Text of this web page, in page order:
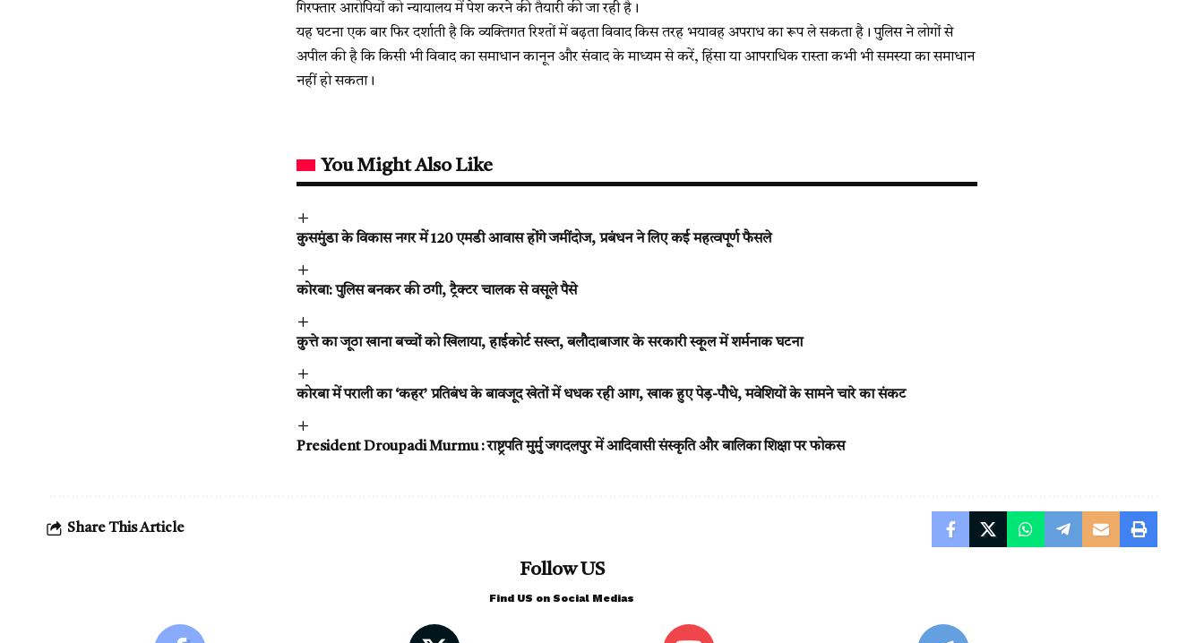
गिरफ्तार आरोपियों को न्यायालय में पेश करने की तैयारी की जा रही है।
यह घटना एक बार फिर दर्शाती है कि व्यक्तिगत रिश्तों में बढ़ता विवाद किस तरह भयावह अपराध का रूप ले सकता है। पुलिस ने लोगों से
अपील की है कि किसी भी विवाद का समाधान कानून और संवाद के माध्यम से करें, हिंसा या आपराधिक रास्ता कभी भी समस्या का समाधान
नहीं हो सकता।
You Might Also Like
कुसमुंडा के विकास नगर में 120 एमडी आवास होंगे जमींदोज, प्रबंधन ने लिए कई महत्वपूर्ण फैसले
कोरबा: पुलिस बनकर की ठगी, ट्रैक्टर चालक से वसूले पैसे
कुत्ते का जूठा खाना बच्चों को खिलाया, हाईकोर्ट सख्त, बलौदाबाजार के सरकारी स्कूल में शर्मनाक घटना
कोरबा में पराली का ‘कहर’ प्रतिबंध के बावजूद खेतों में धधक रही आग, खाक हुए पेड़-पौधे, मवेशियों के सामने चारे का संकट
President Droupadi Murmu : राष्ट्रपति मुर्मु जगदलपुर में आदिवासी संस्कृति और बालिका शिक्षा पर फोकस
Share This Article
Follow US
Find US on Social Medias